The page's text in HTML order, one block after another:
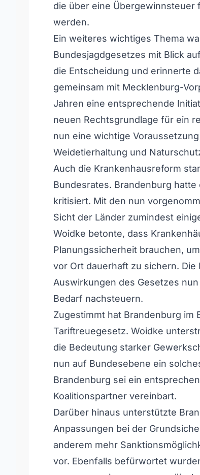
die über eine
werden.
Ein weiteres wichtiges Thema
Bundesjagdgesetzes mit Blick
die Entscheidung und erinnerte
gemeinsam mit Mecklenburg-
Jahren eine entsprechende
neuen Rechtsgrundlage für ein
nun eine wichtige
Weidetierhaltung und
Auch die Krankenhausreform
Bundesrates. Brandenburg
kritisiert. Mit den nun
Sicht der Länder zumindest
Woidke betonte, dass
Planungssicherheit brauchen,
vor Ort dauerhaft zu sichern.
Auswirkungen des Gesetzes
Bedarf nachsteuern.
Zugestimmt hat Brandenburg im
Tariftreuegesetz. Woidke
die Bedeutung starker
nun auf Bundesebene ein
Brandenburg sei ein
Koalitionspartner vereinbart.
Darüber hinaus unterstützte
Anpassungen bei der
anderem mehr
vor. Ebenfalls befürwortet